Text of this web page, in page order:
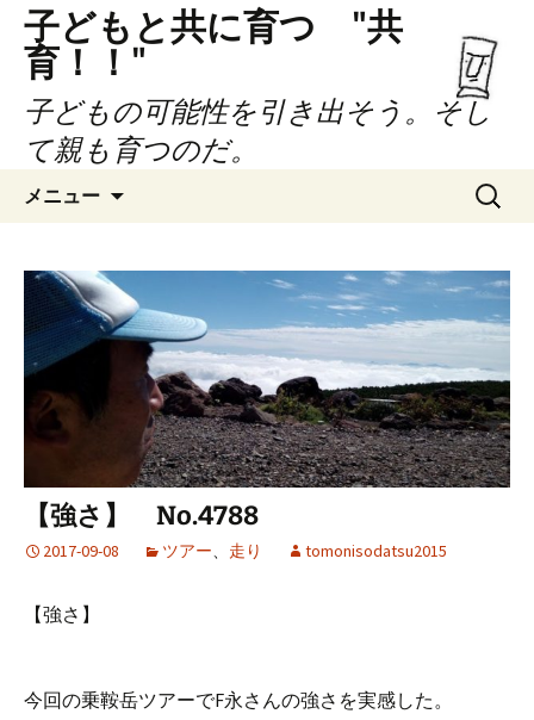
子どもと共に育つ "共
育！！"
子どもの可能性を引き出そう。そし
て親も育つのだ。
メニュー
ン
ツ
へ
検
索:
【強さ】 No.4788
2017-09-08 ツアー、 走り tomonisodatsu2015
【強さ】
今回の乗鞍岳ツアーでF永さんの強さを実感した。